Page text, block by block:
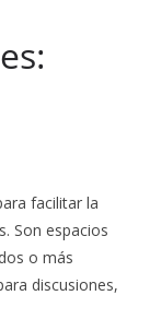
facilitar la
Son espacios
o más
discusiones,